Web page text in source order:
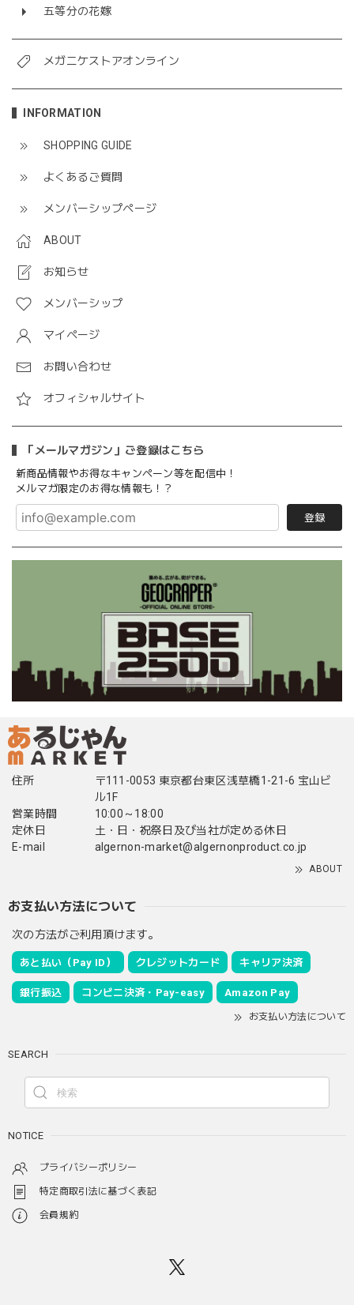
五等分の花嫁
メガニケストアオンライン
INFORMATION
SHOPPING GUIDE
よくあるご質問
メンバーシップページ
ABOUT
お知らせ
メンバーシップ
マイページ
お問い合わせ
オフィシャルサイト
「メールマガジン」ご登録はこちら
新商品情報やお得なキャンペーン等を配信中！
メルマガ限定のお得な情報も！？
登録
住所
〒111-0053 東京都台東区浅草橋1-21-6 宝山ビ
ル1F
営業時間
10:00～18:00
定休日
土・日・祝祭日及び当社が定める休日
E-mail
algernon-market@algernonproduct.co.jp
ABOUT
お支払い方法について
次の方法がご利用頂けます。
あと払い（Pay ID） クレジットカード キャリア決済
銀行振込 コンビニ決済・Pay-easy Amazon Pay
お支払い方法について
SEARCH
NOTICE
プライバシーポリシー
特定商取引法に基づく表記
会員規約